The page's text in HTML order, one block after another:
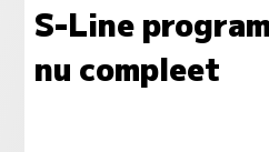
S-Line
nu compleet